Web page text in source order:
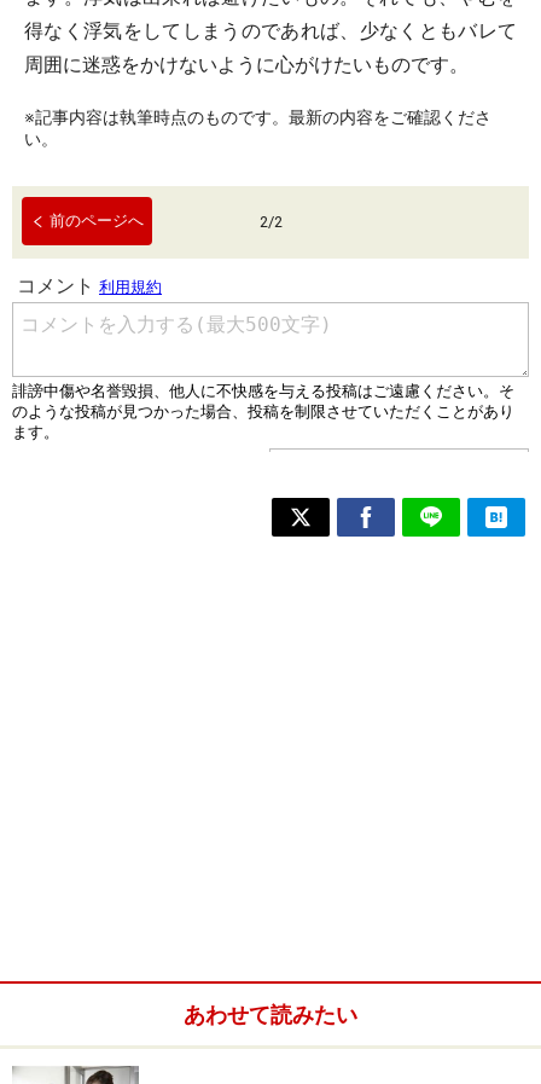
得なく浮気をしてしまうのであれば、少なくともバレて
周囲に迷惑をかけないように心がけたいものです。
※記事内容は執筆時点のものです。最新の内容をご確認くださ
い。
前のページへ 2/2
あわせて読みたい